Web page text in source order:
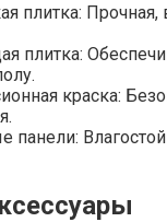
плитка: Прочная,
плитка:
краска:
панели: